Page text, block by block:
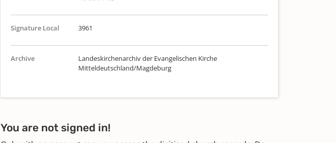
Signature Local 3961
Archive
Landeskirchenarchiv der Evangelischen Kirche
Mitteldeutschland/Magdeburg
You are not signed in!